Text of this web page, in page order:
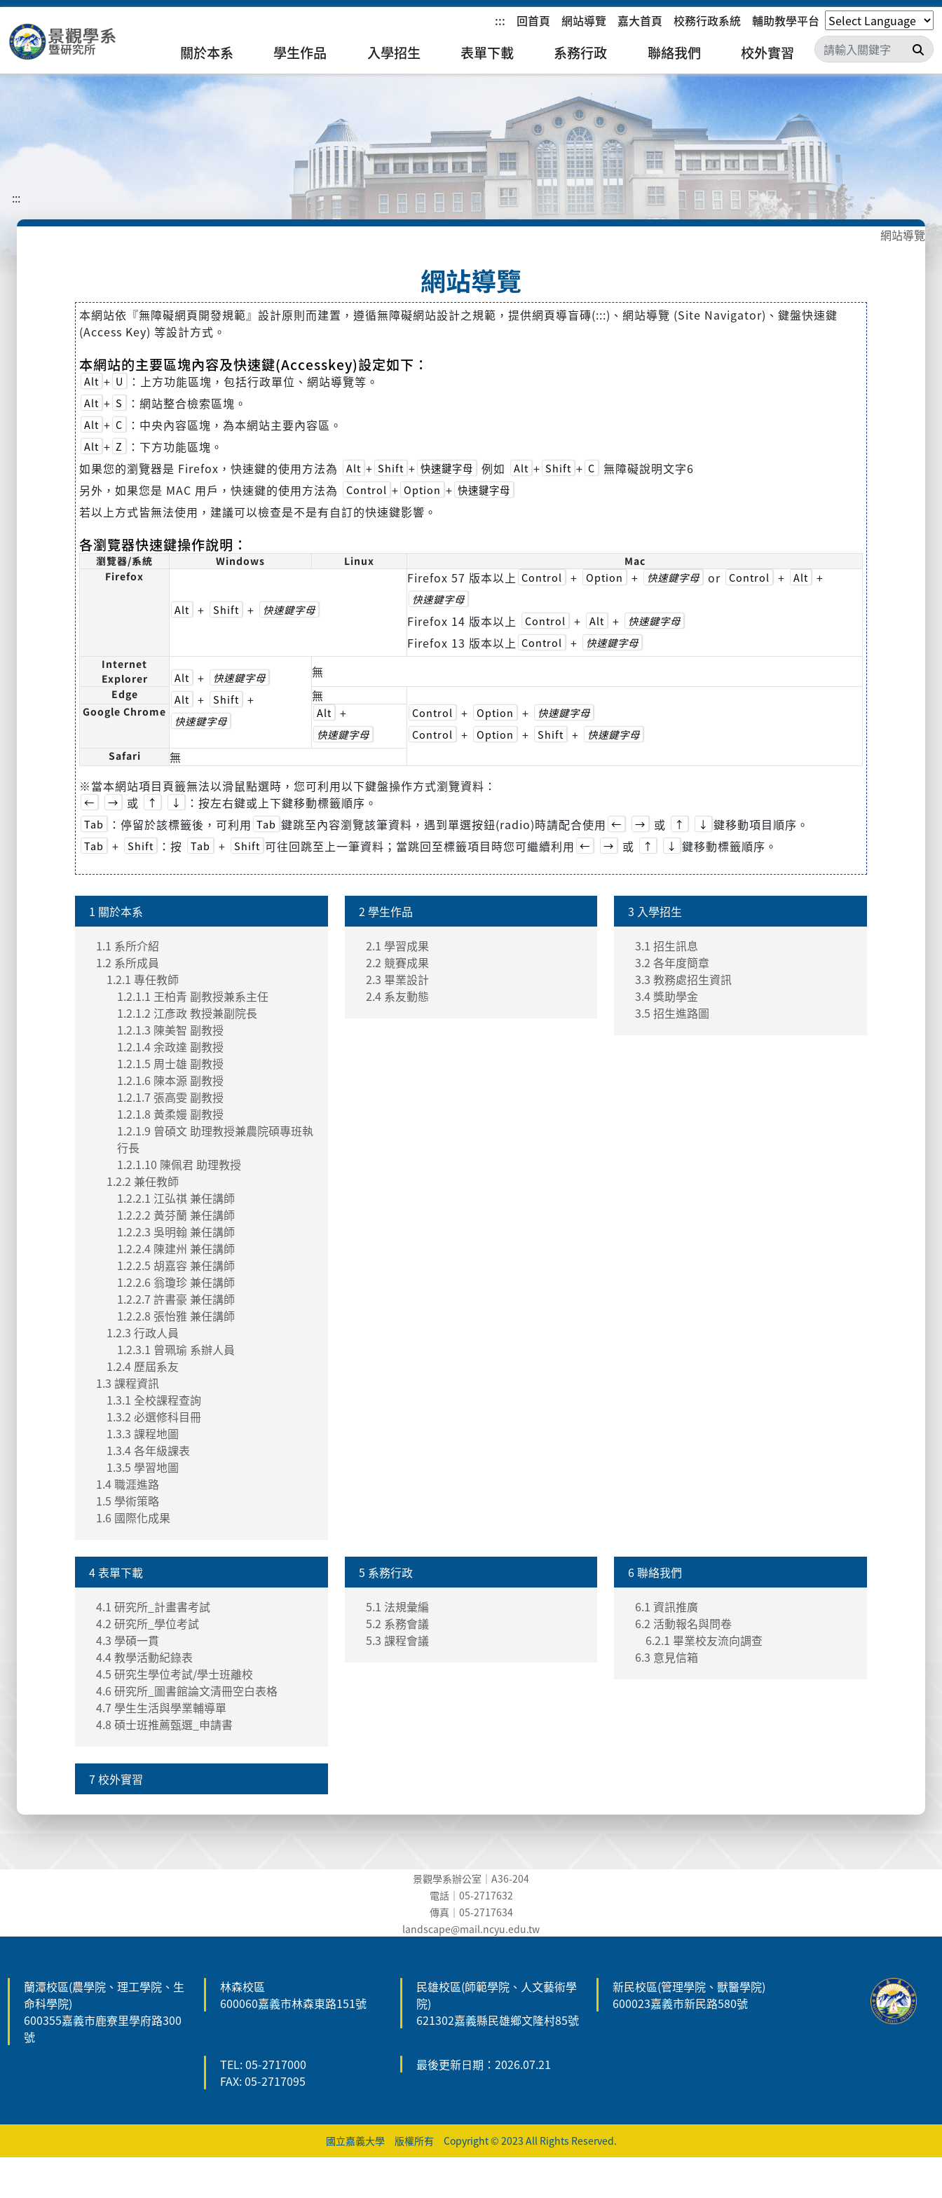
::: 回首頁 網站導覽 嘉大首頁 校務行政系統 輔助教學平台
關於本系 學生作品 入學招生 表單下載 系務行政 聯絡我們 校外實習 搜
:::
網站導覽
網站導覽
本網站依『無障礙網頁開發規範』設計原則而建置，遵循無障礙網站設計之規範，提供網頁導盲磚(:::)、網站導覽 (Site Navigator)、鍵盤快速鍵
(Access Key) 等設計方式。
本網站的主要區塊內容及快速鍵(Accesskey)設定如下：
Alt + U ：上方功能區塊，包括行政單位、網站導覽等。
Alt + S ：網站整合檢索區塊。
Alt + C ：中央內容區塊，為本網站主要內容區。
Alt + Z
：下方功能區塊。
如果您的瀏覽器是 Firefox，快速鍵的使用方法為
Alt + Shift + 快速鍵字母 例如 Alt + Shift + C
無障礙說明文字6
另外，如果您是 MAC 用戶，快速鍵的使用方法為
Control + Option + 快速鍵字母
若以上方式皆無法使用，建議可以檢查是不是有自訂的快速鍵影響。
各瀏覽器快速鍵操作說明：
瀏覽器/系統 Windows Linux
Mac
Firefox
Alt + Shift + 快速鍵字母
Firefox 57 版本以上 Control + Option + 快速鍵字母 or Control + Alt +
快速鍵字母
Firefox 14 版本以上 Control + Alt + 快速鍵字母
Firefox 13 版本以上 Control + 快速鍵字母
Internet
Explorer
Alt +
快速鍵字母
Alt
+ Shift +
快速鍵字母
無
Edge 無
Control + Option +
快速鍵字母
Control
+ Option + Shift + 快速鍵字母
Google Chrome Alt +
快速鍵字母
Safari
無
※當本網站項目頁籤無法以滑鼠點選時，您可利用以下鍵盤操作方式瀏覽資料：
← → 或 ↑ ↓ ：按左右鍵或上下鍵移動標籤順序。
Tab ：停留於該標籤後，可利用 Tab 鍵跳至內容瀏覽該筆資料，遇到單選按鈕(radio)時請配合使用 ← → 或 ↑ ↓ 鍵移動項目順序。
Tab + Shift ：按 Tab + Shift 可往回跳至上一筆資料；當跳回至標籤項目時您可繼續利用 ← → 或 ↑ ↓ 鍵移動標籤順序。
1 關於本系
1.1 系所介紹
1.2 系所成員
1.2.1 專任教師
1.2.1.1 王柏青 副教授兼系主任
1.2.1.2 江彥政 教授兼副院長
1.2.1.3 陳美智 副教授
1.2.1.4 余政達 副教授
1.2.1.5 周士雄 副教授
1.2.1.6 陳本源 副教授
1.2.1.7 張高雯 副教授
1.2.1.8 黃柔嫚 副教授
1.2.1.9 曾碩文 助理教授兼農院碩專班執
行長
1.2.1.10 陳佩君 助理教授
1.2.2 兼任教師
1.2.2.1 江弘祺 兼任講師
1.2.2.2 黃芬蘭 兼任講師
1.2.2.3 吳明翰 兼任講師
1.2.2.4 陳建州 兼任講師
1.2.2.5 胡嘉容 兼任講師
1.2.2.6 翁瓊珍 兼任講師
1.2.2.7 許書豪 兼任講師
1.2.2.8 張怡雅 兼任講師
1.2.3 行政人員
1.2.3.1 曾珮瑜 系辦人員
1.2.4 歷屆系友
1.3 課程資訊
1.3.1 全校課程查詢
1.3.2 必選修科目冊
1.3.3 課程地圖
1.3.4 各年級課表
1.3.5 學習地圖
1.4 職涯進路
1.5 學術策略
1.6 國際化成果
2 學生作品
2.1 學習成果
2.2 競賽成果
2.3 畢業設計
2.4 系友動態
3 入學招生
3.1 招生訊息
3.2 各年度簡章
3.3 教務處招生資訊
3.4 獎助學金
3.5 招生進路圖
4 表單下載
4.1 研究所_計畫書考試
4.2 研究所_學位考試
4.3 學碩一貫
4.4 教學活動紀錄表
4.5 研究生學位考試/學士班離校
4.6 研究所_圖書館論文清冊空白表格
4.7 學生生活與學業輔導單
4.8 碩士班推薦甄選_申請書
5 系務行政
5.1 法規彙編
5.2 系務會議
5.3 課程會議
6 聯絡我們
6.1 資訊推廣
6.2 活動報名與問卷
6.2.1 畢業校友流向調查
6.3 意見信箱
7 校外實習
景觀學系辦公室｜A36-204
電話｜05-2717632
傳真｜05-2717634
landscape@mail.ncyu.edu.tw
蘭潭校區(農學院、理工學院、生
命科學院)
600355嘉義市鹿寮里學府路300
號
林森校區
600060嘉義市林森東路151號
民雄校區(師範學院、人文藝術學
院)
621302嘉義縣民雄鄉文隆村85號
新民校區(管理學院、獸醫學院)
600023嘉義市新民路580號
TEL: 05-2717000
FAX: 05-2717095
最後更新日期：2026.07.21
國立嘉義大學 版權所有 Copyright © 2023 All Rights Reserved.